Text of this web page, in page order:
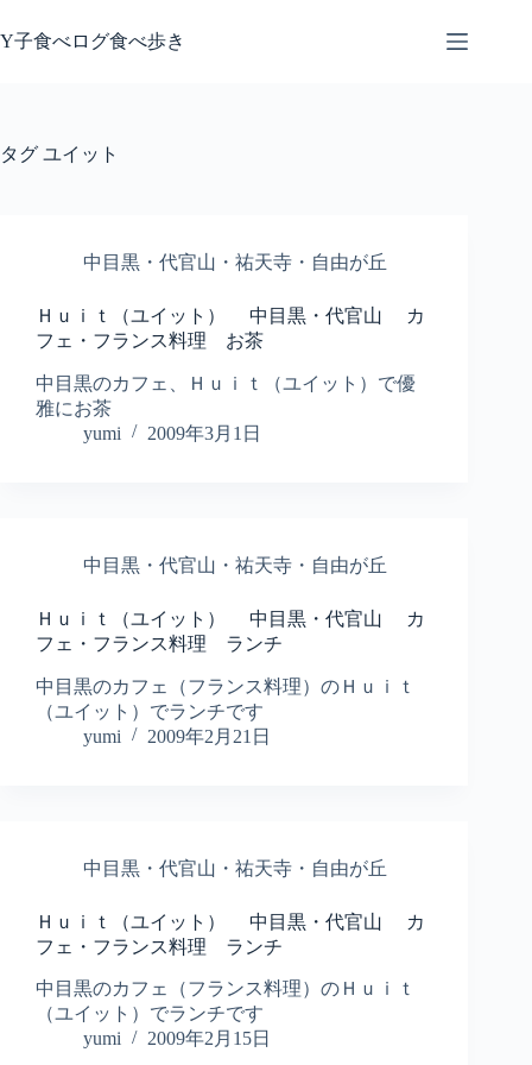
ン
ス
Y子食べログ食べ歩き
タグ ユイット
中目黒・代官山・祐天寺・自由が丘
Ｈｕｉｔ（ユイット） 中目黒・代官山 カ
フェ・フランス料理 お茶
中目黒のカフェ、Ｈｕｉｔ（ユイット）で優
雅にお茶
yumi
2009年3月1日
中目黒・代官山・祐天寺・自由が丘
Ｈｕｉｔ（ユイット） 中目黒・代官山 カ
フェ・フランス料理 ランチ
中目黒のカフェ（フランス料理）のＨｕｉｔ
（ユイット）でランチです
yumi
2009年2月21日
中目黒・代官山・祐天寺・自由が丘
Ｈｕｉｔ（ユイット） 中目黒・代官山 カ
フェ・フランス料理 ランチ
中目黒のカフェ（フランス料理）のＨｕｉｔ
（ユイット）でランチです
yumi
2009年2月15日